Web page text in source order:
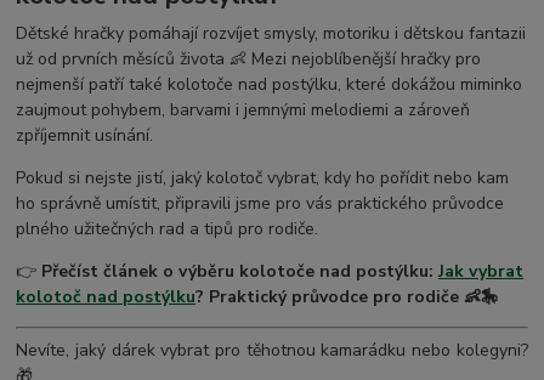
Dětské hračky pomáhají rozvíjet smysly, motoriku i dětskou fantazii
už od prvních měsíců života 👶 Mezi nejoblíbenější hračky pro
nejmenší patří také kolotoče nad postýlku, které dokážou miminko
zaujmout pohybem, barvami i jemnými melodiemi a zároveň
zpříjemnit usínání.
Pokud si nejste jistí, jaký kolotoč vybrat, kdy ho pořídit nebo kam
ho správně umístit, připravili jsme pro vás praktického průvodce
plného užitečných rad a tipů pro rodiče.
👉 Přečíst článek o výběru kolotoče nad postýlku:Jak vybrat
kolotoč nad postýlku? Praktický průvodce pro rodiče 👶🎠
Nevíte, jaký dárek vybrat pro těhotnou kamarádku nebo kolegyni?